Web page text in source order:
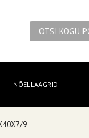
NÕELLAAGRID
9